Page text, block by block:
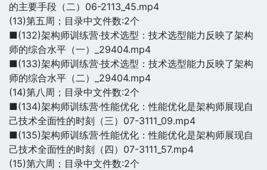
的主要手段（二）06-2113_45.mp4
(13)第五周；目录中文件数:2个
■(132)架构师训练营·技术选型：技术选型能力反映了架构
师的综合水平（一）_29404.mp4
■(133)架构师训练营·技术选型：技术选型能力反映了架构
师的综合水平（二）_29404.mp4
(14)第八周；目录中文件数:2个
■(134)架构师训练营·性能优化：性能优化是架构师展现自
己技术全面性的时刻（三）07-3111_09.mp4
■(135)架构师训练营·性能优化：性能优化是架构师展现自
己技术全面性的时刻（四）07-3111_57.mp4
(15)第六周；目录中文件数:2个